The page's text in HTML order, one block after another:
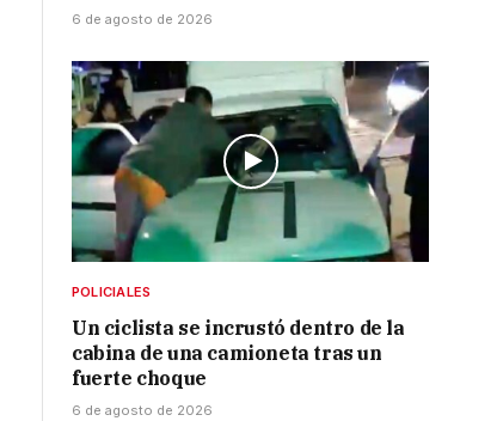
6 de agosto de 2026
POLICIALES
Un ciclista se incrustó dentro de la
cabina de una camioneta tras un
fuerte choque
6 de agosto de 2026